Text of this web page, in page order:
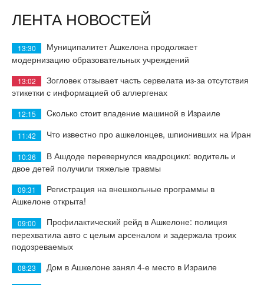
ЛЕНТА НОВОСТЕЙ
13:30
Муниципалитет Ашкелона продолжает
модернизацию образовательных учреждений
13:02
Зогловек отзывает часть сервелата из-за отсутствия
этикетки с информацией об аллергенах
12:15 Cколько стоит владение машиной в Израиле
11:42 Что известно про ашкелонцев, шпионивших на Иран
10:36
В Ашдоде перевернулся квадроцикл: водитель и
двое детей получили тяжелые травмы
09:31
Регистрация на внешкольные программы в
Ашкелоне открыта!
09:00
Профилактический рейд в Ашкелоне: полиция
перехватила авто с целым арсеналом и задержала троих
подозреваемых
08:23 Дом в Ашкелоне занял 4-е место в Израиле